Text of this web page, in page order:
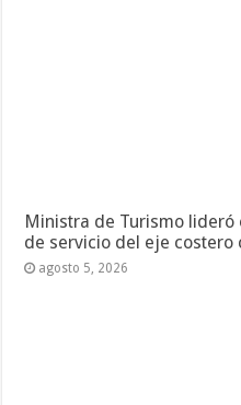
Ministra de Turismo
de servicio del eje costero
agosto 5, 2026